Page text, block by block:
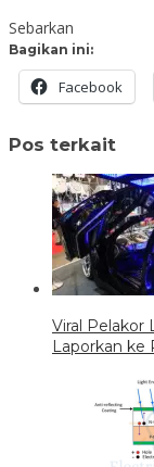
Sebarkan
Bagikan ini:
Facebook
Pos terkait
Viral Pelakor
Laporkan ke